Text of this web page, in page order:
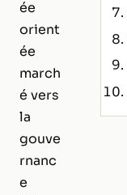
ée
orient
ée
march
é vers
la
gouve
rnanc
e